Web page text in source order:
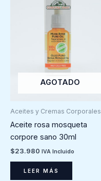
AGOTADO
Aceites y Cremas Corporales
Aceite rosa mosqueta
corpore sano 30ml
$23.980 IVA Incluido
LEER MÁS